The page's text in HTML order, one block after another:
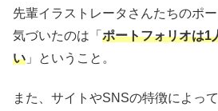
先輩イラストレータさんたちのポ
気づいたのは「 ポートフォリオは1
い 」ということ。
また、サイトやSNSの特徴によっ